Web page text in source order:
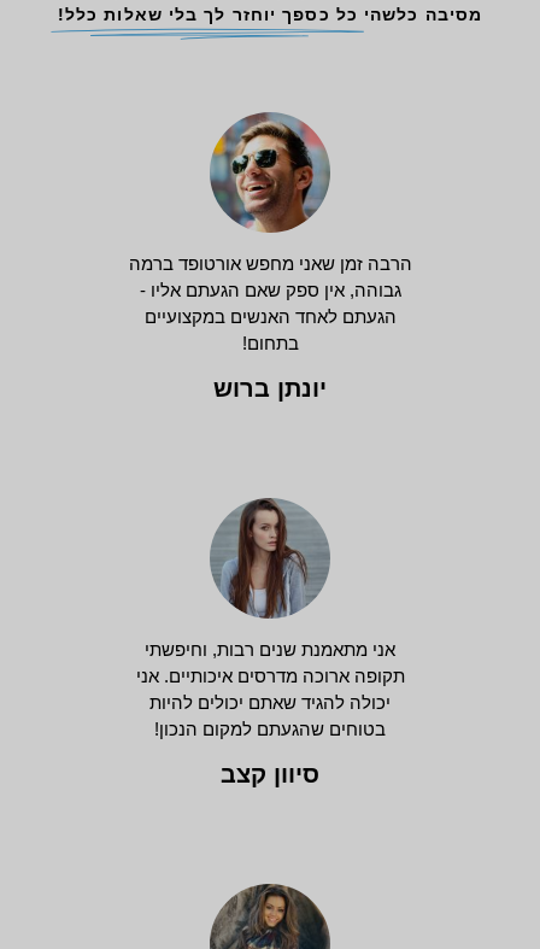
מסיבה כלשהי כל כספך יוחזר לך בלי שאלות כלל!
הרבה זמן שאני מחפש אורטופד ברמה
גבוהה, אין ספק שאם הגעתם אליו -
הגעתם לאחד האנשים במקצועיים
בתחום!
יונתן ברוש
אני מתאמנת שנים רבות, וחיפשתי
תקופה ארוכה מדרסים איכותיים. אני
יכולה להגיד שאתם יכולים להיות
בטוחים שהגעתם למקום הנכון!
סיוון קצב